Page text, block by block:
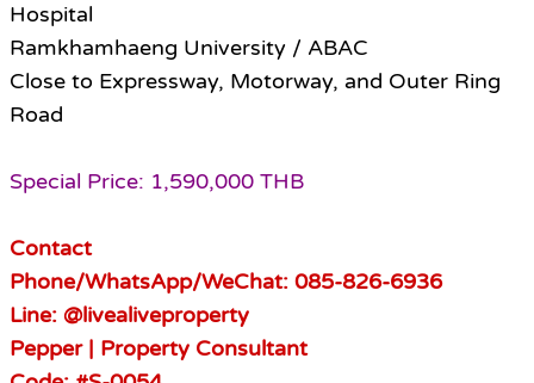
Hospital
Ramkhamhaeng University / ABAC
Close to Expressway, Motorway, and Outer Ring
Road
Special Price: 1,590,000 THB
Contact
Phone/WhatsApp/WeChat: 085-826-6936
Line: @livealiveproperty
Pepper | Property Consultant